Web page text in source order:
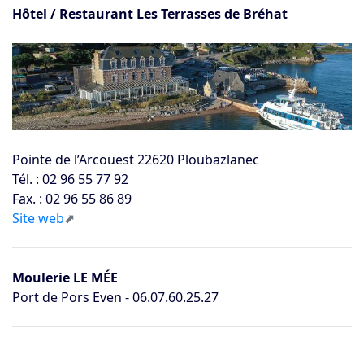
Hôtel / Restaurant Les Terrasses de Bréhat
Pointe de l’Arcouest 22620 Ploubazlanec
Tél. : 02 96 55 77 92
Fax. : 02 96 55 86 89
Site web
Moulerie LE MÉE
Port de Pors Even - 06.07.60.25.27